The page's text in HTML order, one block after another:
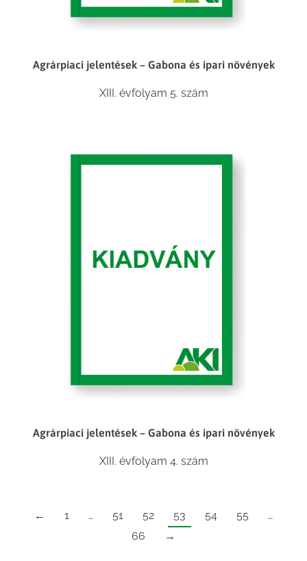
Agrárpiaci jelentések – Gabona és ipari növények
XIII. évfolyam 5. szám
Agrárpiaci jelentések – Gabona és ipari növények
XIII. évfolyam 4. szám
← 1 … 51 52 53 54 55
…
66
→